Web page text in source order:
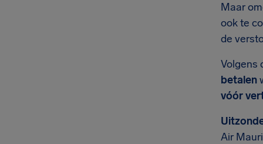
Maar
ook te
de
Volgens
betalen
vóór
Air